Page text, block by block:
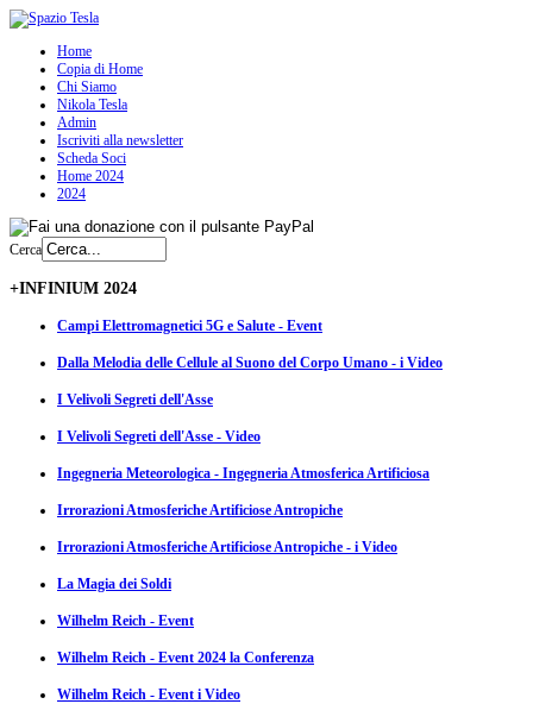
Home
Copia di Home
Chi Siamo
Nikola Tesla
Admin
Iscriviti alla newsletter
Scheda Soci
Home 2024
2024
Cerca
+INFINIUM 2024
Campi Elettromagnetici 5G e Salute - Event
Dalla Melodia delle Cellule al Suono del Corpo Umano - i Video
I Velivoli Segreti dell'Asse
I Velivoli Segreti dell'Asse - Video
Ingegneria Meteorologica - Ingegneria Atmosferica Artificiosa
Irrorazioni Atmosferiche Artificiose Antropiche
Irrorazioni Atmosferiche Artificiose Antropiche - i Video
La Magia dei Soldi
Wilhelm Reich - Event
Wilhelm Reich - Event 2024 la Conferenza
Wilhelm Reich - Event i Video